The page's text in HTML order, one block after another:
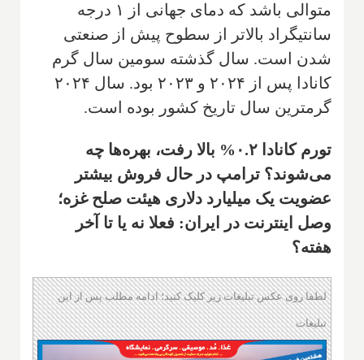
متوالی باشد که دمای جهانی از ۱ درجه
سانتیگراد بالاتر از سطوح پیش از صنعتی
شدن است. سال گذشته سومین سال گرم
کانادا پس از ۲۰۲۴ و ۲۰۲۳ بود. سال ۲۰۲۴
گرمترین سال تاریخ کشور بوده است.
تورم کانادا ۰.۲% بالا رفت، بهره‌ها چه
می‌شوند؟ ترامپ در حال فروش بیشتر
عضویت یک میلیارد دلاری هیئت صلح غزه؛
وصل اینترنت در ایران: فعلا نه یا تا آخر
هفته؟
لطفا روی عکس تبلیغات زیر کلیک کنید؛ ادامه مطلب پس از این
تبلیغات